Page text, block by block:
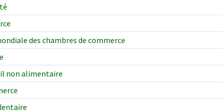
des chambres de commerce
non alimentaire